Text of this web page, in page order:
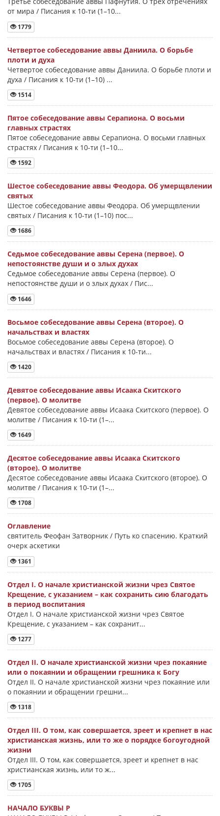
от мира / Писания к 10-ти (1–10...
1779
Четвертое собеседование аввы Даниила. О борьбе
плоти и духа
Четвертое собеседование аввы Даниила. О борьбе плоти и
духа / Писания к 10-ти (1–10) ...
1514
Пятое собеседование аввы Серапиона. О восьми
главных страстях
Пятое собеседование аввы Серапиона. О восьми главных
страстях / Писания к 10-ти (1–10...
1592
Шестое собеседование аввы Феодора. Об умерщвлении
святых
Шестое собеседование аввы Феодора. Об умерщвлении
святых / Писания к 10-ти (1–10) пос...
1686
Седьмое собеседование аввы Серена (первое). О
непостоянстве души и о злых духах
Седьмое собеседование аввы Серена (первое). О
непостоянстве души и о злых духах / Пис...
1646
Восьмое собеседование аввы Серена (второе). О
начальствах и властях
Восьмое собеседование аввы Серена (второе). О
начальствах и властях / Писания к 10-ти...
1420
Девятое собеседование аввы Исаака Скитского
(первое). О молитве
Девятое собеседование аввы Исаака Скитского (первое). О
молитве / Писания к 10-ти (1–...
1649
Десятое собеседование аввы Исаака Скитского
(второе). О молитве
Десятое собеседование аввы Исаака Скитского (второе). О
молитве / Писания к 10-ти (1–...
1708
Оглавление
святитель Феофан Затворник / Путь ко спасению. Краткий
очерк аскетики
1361
Отдел I. О начале христианской жизни чрез Святое
Крещение, с указанием – как сохранить сию благодать
в период воспитания
Отдел I. О начале христианской жизни чрез Святое
Крещение, с указанием – как сохранит...
1277
Отдел II. О начале христианской жизни чрез покаяние
или о покаянии и обращении грешника к Богу
Отдел II. О начале христианской жизни чрез покаяние или
о покаянии и обращении грешни...
1318
Отдел III. О том, как совершается, зреет и крепнет в нас
христианская жизнь, или то же о порядке богоугодной
жизни
Отдел III. О том, как совершается, зреет и крепнет в нас
христианская жизнь, или то ж...
1705
НАЧАЛО БУКВЫ Ρ